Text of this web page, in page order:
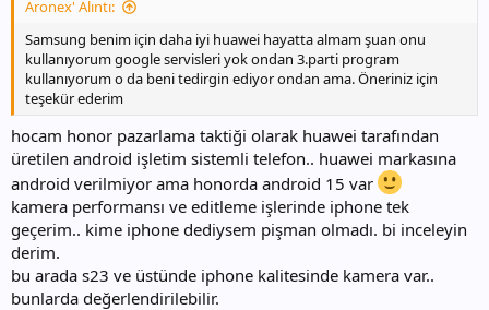
Aronex' Alıntı:
Samsung benim için daha iyi huawei hayatta almam şuan onu
kullanıyorum google servisleri yok ondan 3.parti program
kullanıyorum o da beni tedirgin ediyor ondan ama. Öneriniz için
teşekür ederim
hocam honor pazarlama taktiği olarak huawei tarafından
üretilen android işletim sistemli telefon.. huawei markasına
android verilmiyor ama honorda android 15 var
kamera performansı ve editleme işlerinde iphone tek
geçerim.. kime iphone dediysem pişman olmadı. bi inceleyin
derim.
bu arada s23 ve üstünde iphone kalitesinde kamera var..
bunlarda değerlendirilebilir.